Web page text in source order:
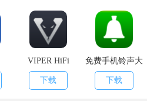
VIPER HiFi
下载
免费手机铃声大
全
下载